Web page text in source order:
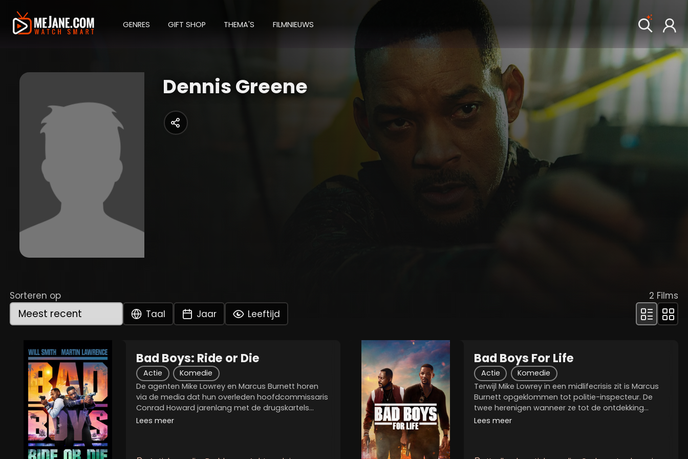
GENRES GIFT SHOP THEMA'S FILMNIEUWS
Dennis Greene
Sorteren op
Taal
Jaar Leeftijd
2 Films
Bad Boys: Ride or Die
Actie
Komedie
De agenten Mike Lowrey en Marcus Burnett horen
via de media dat hun overleden hoofdcommissaris
Conrad Howard jarenlang met de drugskartels
samenwerkte. Mike en Marcus geloven dat hij erin is
Lees meer
Bad Boys For Life
Actie
Komedie
Terwijl Mike Lowrey in een midlifecrisis zit is Marcus
Burnett opgeklommen tot politie-inspecteur. De
twee herenigen wanneer ze tot de ontdekking
komen dat een Albanese huurmoordenaar hen
Lees meer